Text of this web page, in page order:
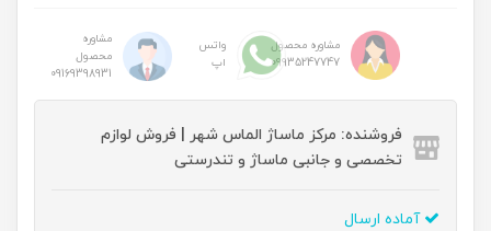
مشاوره محصول
09935247747
واتس
اپ
مشاوره
محصول
09169398931
فروشنده: مرکز ماساژ الماس شهر | فروش لوازم
تخصصی و جانبی ماساژ و تندرستی
آماده ارسال